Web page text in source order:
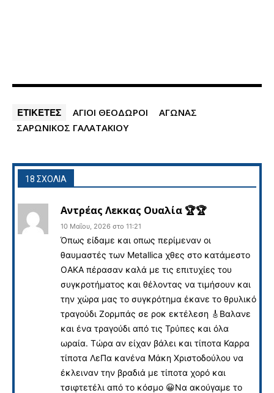
ΕΤΙΚΕΤΕΣ ΑΓΙΟΙ ΘΕΟΔΩΡΟΙ
ΑΓΩΝΑΣ
ΣΑΡΩΝΙΚΟΣ ΓΑΛΑΤΑΚΙΟΥ
18 ΣΧΟΛΙΑ
Αντρέας Λεκκας Ουαλία 🏆🏆
10 Μαΐου, 2026 στο 11:21
Όπως είδαμε και οπως περίμεναν οι
θαυμαστές των Metallica χθες στο κατάμεστο
ΟΑΚΑ πέρασαν καλά με τις επιτυχίες του
συγκροτήματος και θέλοντας να τιμήσουν και
την χώρα μας το συγκρότημα έκανε το θρυλικό
τραγούδι Ζορμπάς σε ροκ εκτέλεση 🎸Βαλανε
και ένα τραγούδι από τις Τρύπες και όλα
ωραία. Τώρα αν είχαν βάλει και τίποτα Καρρα
τίποτα ΛεΠα κανένα Μάκη Χριστοδούλου να
έκλειναν την βραδιά με τίποτα χορό και
τσιφτετέλι από το κόσμο 😀Να ακούγαμε το